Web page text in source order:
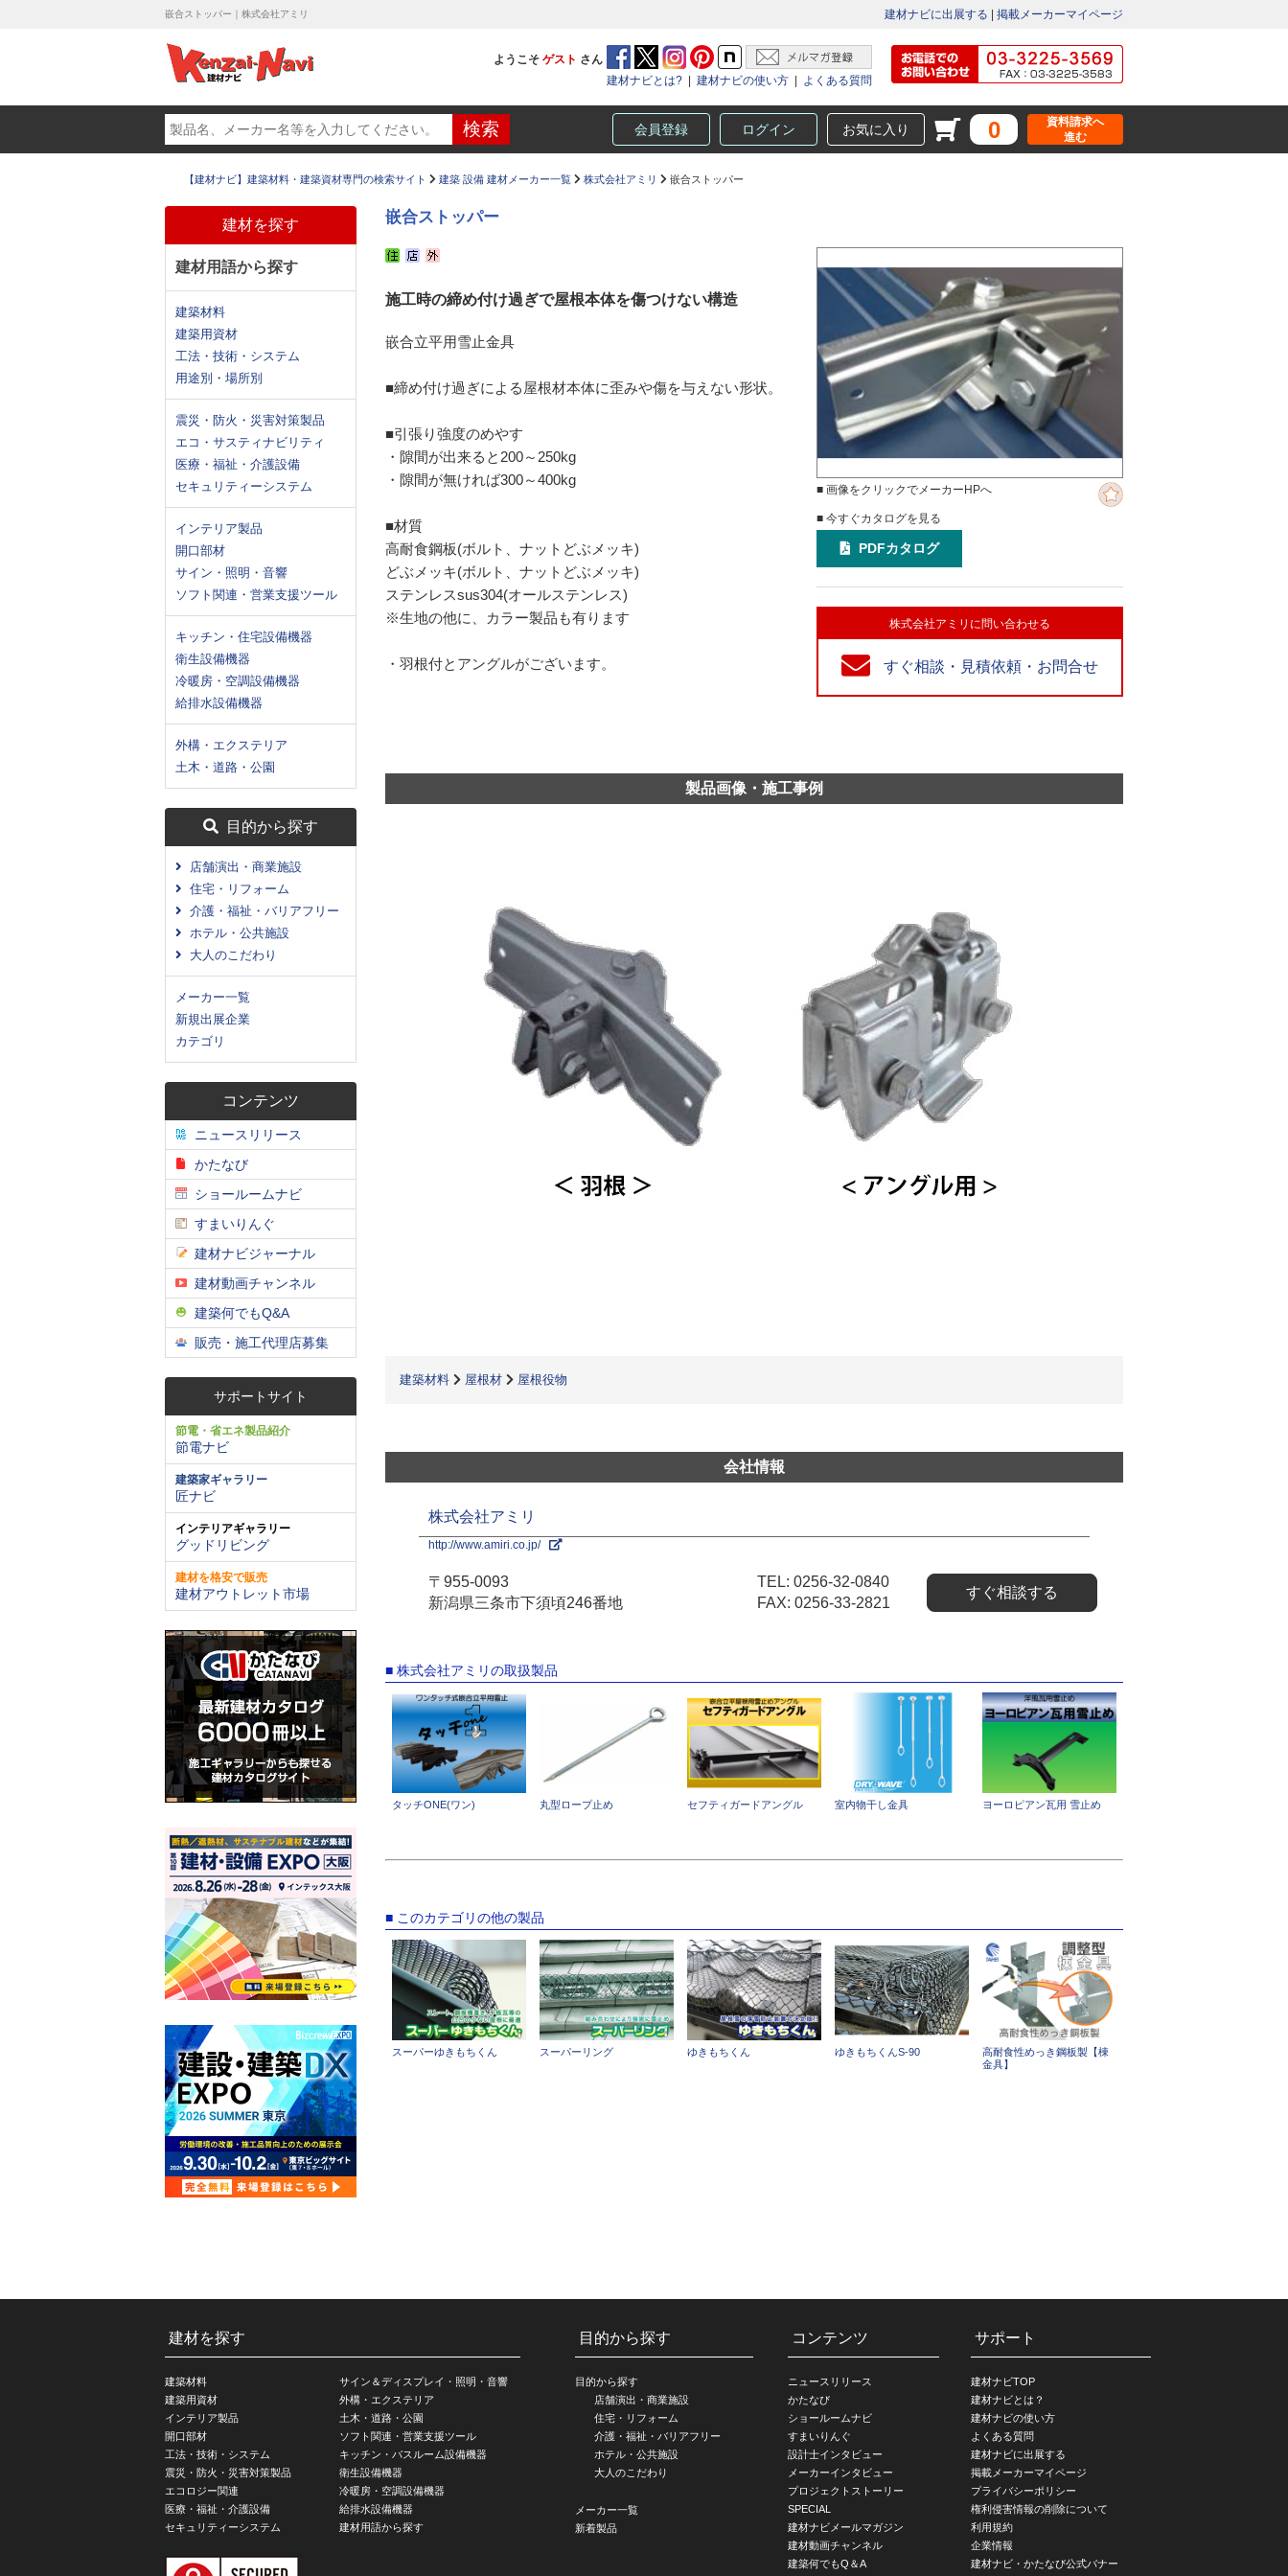
嵌合ストッパー｜株式会社アミリ 建材ナビに出展する 掲載メーカーマイページ
ようこそ ゲスト さん
建材ナビとは?
建材ナビの使い方 よくある質問
会員登録 ログイン お気に入り 0
資料請求へ
進む
【建材ナビ】建築材料・建築資材専門の検索サイト 建築 設備 建材メーカー一覧 株式会社アミリ 嵌合ストッパー
建材を探す
建材用語から探す
建築材料
建築用資材
工法・技術・システム
用途別・場所別
震災・防火・災害対策製品
エコ・サスティナビリティ
医療・福祉・介護設備
セキュリティーシステム
インテリア製品
開口部材
サイン・照明・音響
ソフト関連・営業支援ツール
キッチン・住宅設備機器
衛生設備機器
冷暖房・空調設備機器
給排水設備機器
外構・エクステリア
土木・道路・公園
目的から探す
店舗演出・商業施設
住宅・リフォーム
介護・福祉・バリアフリー
ホテル・公共施設
大人のこだわり
メーカー一覧
新規出展企業
カテゴリ
コンテンツ
ニュースリリース
かたなび
ショールームナビ
すまいりんぐ
建材ナビジャーナル
建材動画チャンネル
建築何でもQ&A
販売・施工代理店募集
サポートサイト
節電・省エネ製品紹介
節電ナビ
建築家ギャラリー
匠ナビ
インテリアギャラリー
グッドリビング
建材を格安で販売
建材アウトレット市場
嵌合ストッパー
施工時の締め付け過ぎで屋根本体を傷つけない構造
嵌合立平用雪止金具
■締め付け過ぎによる屋根材本体に歪みや傷を与えない形状。
■引張り強度のめやす
・隙間が出来ると200～250kg
・隙間が無ければ300～400kg
■材質
高耐食鋼板(ボルト、ナットどぶメッキ)
どぶメッキ(ボルト、ナットどぶメッキ)
ステンレスsus304(オールステンレス)
※生地の他に、カラー製品も有ります
・羽根付とアングルがございます。
■ 画像をクリックでメーカーHPへ
■ 今すぐカタログを見る
PDFカタログ
株式会社アミリに問い合わせる
すぐ相談・見積依頼・お問合せ
製品画像・施工事例
建築材料 屋根材 屋根役物
会社情報
株式会社アミリ
http://www.amiri.co.jp/
〒955-0093
新潟県三条市下須頃246番地
TEL: 0256-32-0840
FAX: 0256-33-2821
すぐ相談する
■ 株式会社アミリの取扱製品
タッチONE(ワン) 丸型ロープ止め セフティガードアングル 室内物干し金具 ヨーロピアン瓦用 雪止め
■ このカテゴリの他の製品
スーパーゆきもちくん スーパーリング ゆきもちくん ゆきもちくんS-90
高耐食性めっき鋼板製【棟
金具】
建材を探す
建築材料
建築用資材
インテリア製品
開口部材
工法・技術・システム
震災・防火・災害対策製品
エコロジー関連
医療・福祉・介護設備
セキュリティーシステム
サイン＆ディスプレイ・照明・音響
外構・エクステリア
土木・道路・公園
ソフト関連・営業支援ツール
キッチン・バスルーム設備機器
衛生設備機器
冷暖房・空調設備機器
給排水設備機器
建材用語から探す
目的から探す
目的から探す
店舗演出・商業施設
住宅・リフォーム
介護・福祉・バリアフリー
ホテル・公共施設
大人のこだわり
メーカー一覧
新着製品
コンテンツ
ニュースリリース
かたなび
ショールームナビ
すまいりんぐ
設計士インタビュー
メーカーインタビュー
プロジェクトストーリー
SPECIAL
建材ナビメールマガジン
建材動画チャンネル
建築何でもQ＆A
サポート
建材ナビTOP
建材ナビとは？
建材ナビの使い方
よくある質問
建材ナビに出展する
掲載メーカーマイページ
プライバシーポリシー
権利侵害情報の削除について
利用規約
企業情報
建材ナビ・かたなび公式バナー